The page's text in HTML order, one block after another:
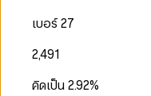
เบอร์ 27
2,491
คิดเป็น2.92%